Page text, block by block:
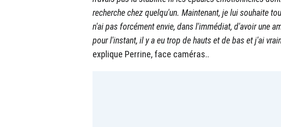
recherche chez quelqu'un. Maintenant, je lui souhaite
n'ai pas forcément envie, dans l'immédiat, d'avoir une
pour l'instant, il y a eu trop de hauts et de bas et j'ai
explique Perrine, face caméras..